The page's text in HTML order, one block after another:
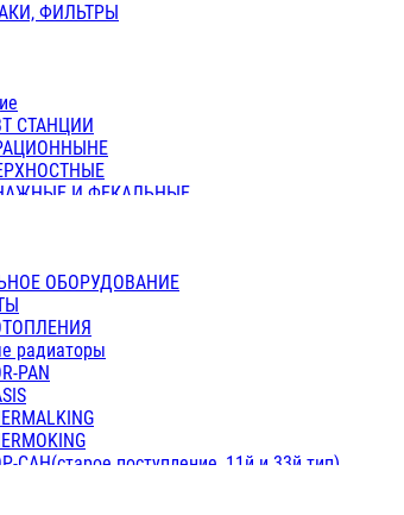
ПЕРЕХОДНЫЕ / СОЕДИНИТЕЛЬНЫЕ
С ВНУТРЕННЕЙ РЕЗЬБОЙ
ДВУХСЛ.
ФИЛЬТРЫ
СТАНЦИИ
И ФЕКАЛЬНЫЕ
и ЦИРКУЛЯЦИОННЫЕ
ОБОРУДОВАНИЕ
радиаторы
PAN
САН(старое поступление, 11й и 33й тип)